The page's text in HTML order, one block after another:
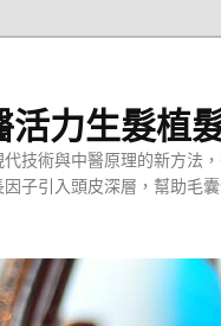
活力生髮植
技術與中醫原理的新方法
子引入頭皮深層，幫助毛囊